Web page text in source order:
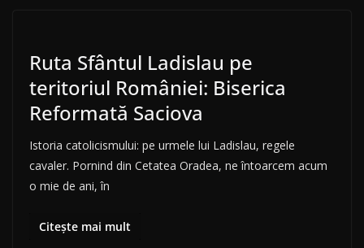
Ruta Sfântul Ladislau pe
teritoriul României: Biserica
Reformată Saciova
Istoria catolicismului: pe urmele lui Ladislau, regele
cavaler. Pornind din Cetatea Oradea, ne întoarcem acum
o mie de ani, în
Citește mai mult